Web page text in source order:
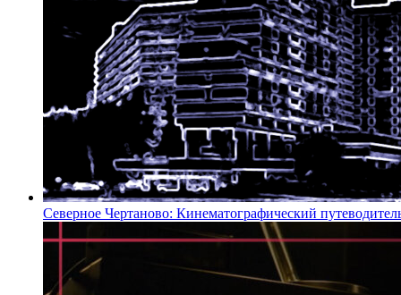
Северное Чертаново: Кинематографический